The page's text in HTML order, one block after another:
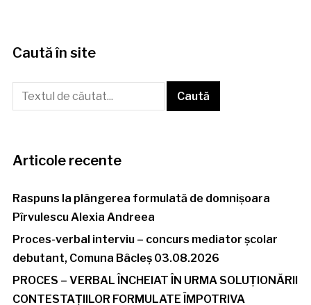
Caută în site
Articole recente
Raspuns la plângerea formulată de domnișoara
Pîrvulescu Alexia Andreea
Proces-verbal interviu – concurs mediator școlar
debutant, Comuna Bâcleș 03.08.2026
PROCES – VERBAL ÎNCHEIAT ÎN URMA SOLUȚIONĂRII
CONTESTAȚIILOR FORMULATE ÎMPOTRIVA